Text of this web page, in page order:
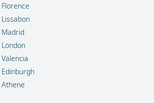
Florence
Lissabon
Madrid
London
Valencia
Edinburgh
Athene